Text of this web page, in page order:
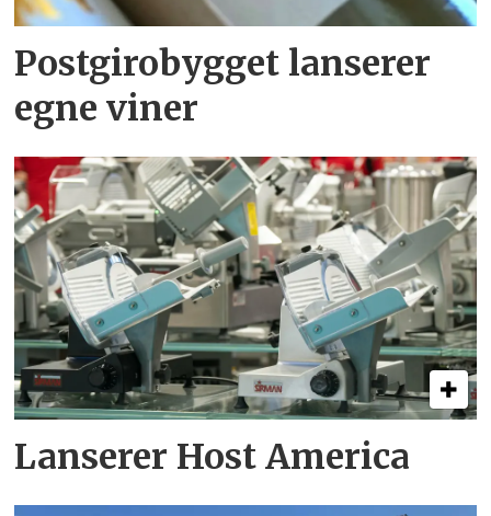
Postgirobygget lanserer
egne viner
Lanserer Host America